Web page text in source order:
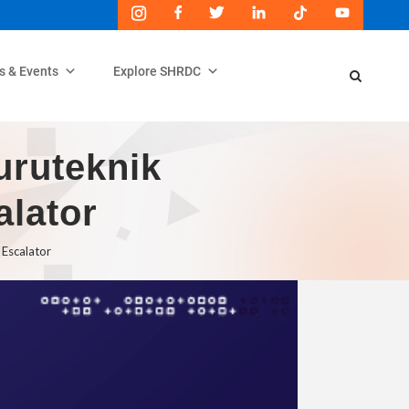
& Events Explore SHRDC